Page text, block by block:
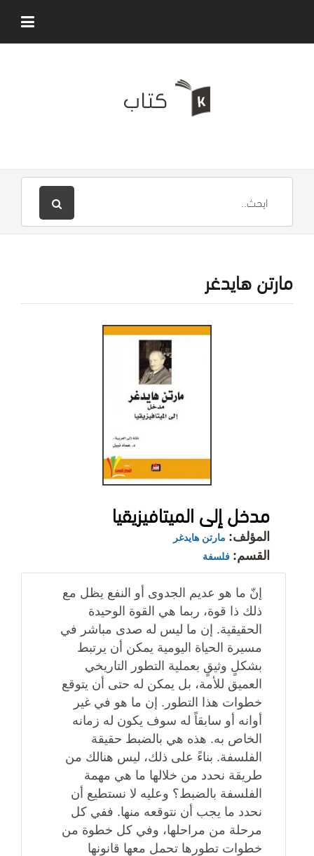
مارتن هايدغر
مدخل إلى الميتافيزيقيا
المؤلف: مارتن هايدغر
القسم: فلسفة
إنّ ما هو عديم الجدوى أو النفع يظل مع
ذلك ذا قوة، ربما هي القوة الوحيدة
الحقيقية. إن ما ليس له صدى مباشر في
مسيرة الحياة اليومية يمكن أن يرتبط
بشكلٍ وثيقٍ بعملية التطور التاريخي
العميق للأمة، بل يمكن له حتى أن يتوقع
خطوات هذا التطور. إن ما هو في غير
أوانه أو سابقاً له سوف يكون له زمانه
الخاص به. هذه هي بالضبط حقيقة
الفلسفة. بناءً على ذلك، ليس هنالك من
طريقة نحدد من خلالها ما هي مهمة
الفلسفة بالضبط؟ وعليه لا نستطيع أن
نحدد ما يجب أن نتوقعه منها. ففي كل
مرحلة من مراحلها، وفي كل خطوة من
خطوات تطورها تحمل معها قانونها